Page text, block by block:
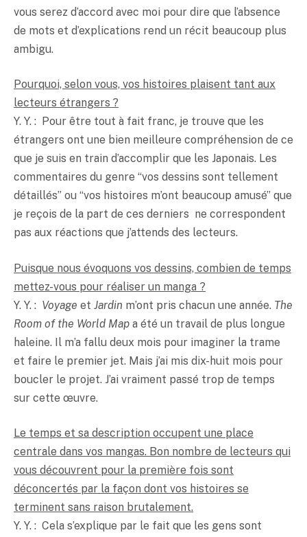
vous serez d’accord avec moi pour dire que l’absence
de mots et d’explications rend un récit beaucoup plus
ambigu.
Pourquoi, selon vous, vos histoires plaisent tant aux
lecteurs étrangers ?
Y. Y. : Pour être tout à fait franc, je trouve que les
étrangers ont une bien meilleure compréhension de ce
que je suis en train d’accomplir que les Japonais. Les
commentaires du genre “vos dessins sont tellement
détaillés” ou “vos histoires m’ont beaucoup amusé” que
je reçois de la part de ces derniers ne correspondent
pas aux réactions que j’attends des lecteurs.
Puisque nous évoquons vos dessins, combien de temps
mettez-vous pour réaliser un manga ?
Y. Y. : Voyage et Jardin m’ont pris chacun une année. The
Room of the World Map a été un travail de plus longue
haleine. Il m’a fallu deux mois pour imaginer la trame
et faire le premier jet. Mais j’ai mis dix-huit mois pour
boucler le projet. J’ai vraiment passé trop de temps
sur cette œuvre.
Le temps et sa description occupent une place
centrale dans vos mangas. Bon nombre de lecteurs qui
vous découvrent pour la première fois sont
déconcertés par la façon dont vos histoires se
terminent sans raison brutalement.
Y. Y. : Cela s’explique par le fait que les gens sont